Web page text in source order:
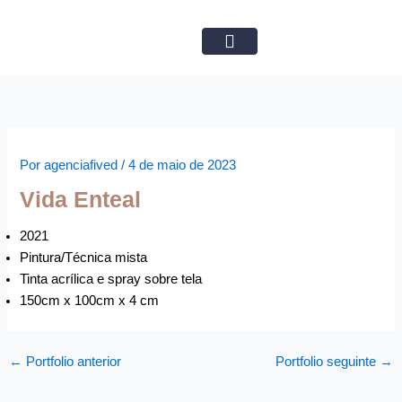
Poragenciafived/4 de maio de 2023
Vida Enteal
2021
Pintura/Técnica mista
Tinta acrílica e spray sobre tela
150cm x 100cm x 4 cm
← Portfolio anterior Portfolio seguinte →